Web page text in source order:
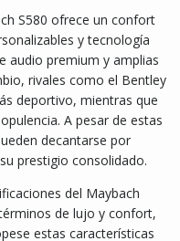
S580 ofrece un confort
y tecnología
audio premium y amplias
rivales como el Bentley
deportivo, mientras que
A pesar de estas
decantarse por
prestigio consolidado.
del Maybach
de lujo y confort,
estas características